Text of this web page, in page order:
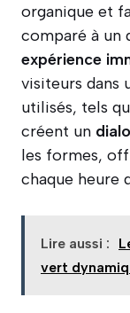
organique et
comparé à un
expérience
visiteurs dans
utilisés, tels
créent un
les formes,
chaque heure
Lire aussi :
vert